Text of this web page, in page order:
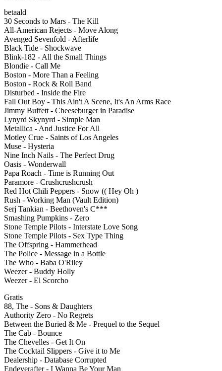
betaald
30 Seconds to Mars - The Kill
All-American Rejects - Move Along
Avenged Sevenfold - Afterlife
Black Tide - Shockwave
Blink-182 - All the Small Things
Blondie - Call Me
Boston - More Than a Feeling
Boston - Rock & Roll Band
Disturbed - Inside the Fire
Fall Out Boy - This Ain't A Scene, It's An Arms Race
Jimmy Buffett - Cheeseburger in Paradise
Lynyrd Skynyrd - Simple Man
Metallica - And Justice For All
Motley Crue - Saints of Los Angeles
Muse - Hysteria
Nine Inch Nails - The Perfect Drug
Oasis - Wonderwall
Papa Roach - Time is Running Out
Paramore - Crushcrushcrush
Red Hot Chili Peppers - Snow (( Hey Oh )
Rush - Working Man (Vault Edition)
Serj Tankian - Beethoven's C***
Smashing Pumpkins - Zero
Stone Temple Pilots - Interstate Love Song
Stone Temple Pilots - Sex Type Thing
The Offspring - Hammerhead
The Police - Message in a Bottle
The Who - Baba O'Riley
Weezer - Buddy Holly
Weezer - El Scorcho
Gratis
88, The - Sons & Daughters
Authority Zero - No Regrets
Between the Buried & Me - Prequel to the Sequel
The Cab - Bounce
The Chevelles - Get It On
The Cocktail Slippers - Give it to Me
Dealership - Database Corrupted
Endeverafter - I Wanna Be Your Man